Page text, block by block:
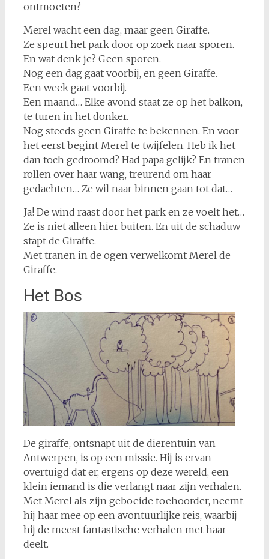
ontmoeten?
Merel wacht een dag, maar geen Giraffe.
Ze speurt het park door op zoek naar sporen.
En wat denk je? Geen sporen.
Nog een dag gaat voorbij, en geen Giraffe.
Een week gaat voorbij.
Een maand… Elke avond staat ze op het balkon,
te turen in het donker.
Nog steeds geen Giraffe te bekennen. En voor
het eerst begint Merel te twijfelen. Heb ik het
dan toch gedroomd? Had papa gelijk? En tranen
rollen over haar wang, treurend om haar
gedachten… Ze wil naar binnen gaan tot dat…
Ja! De wind raast door het park en ze voelt het…
Ze is niet alleen hier buiten. En uit de schaduw
stapt de Giraffe.
Met tranen in de ogen verwelkomt Merel de
Giraffe.
Het Bos
De giraffe, ontsnapt uit de dierentuin van
Antwerpen, is op een missie. Hij is ervan
overtuigd dat er, ergens op deze wereld, een
klein iemand is die verlangt naar zijn verhalen.
Met Merel als zijn geboeide toehoorder, neemt
hij haar mee op een avontuurlijke reis, waarbij
hij de meest fantastische verhalen met haar
deelt.